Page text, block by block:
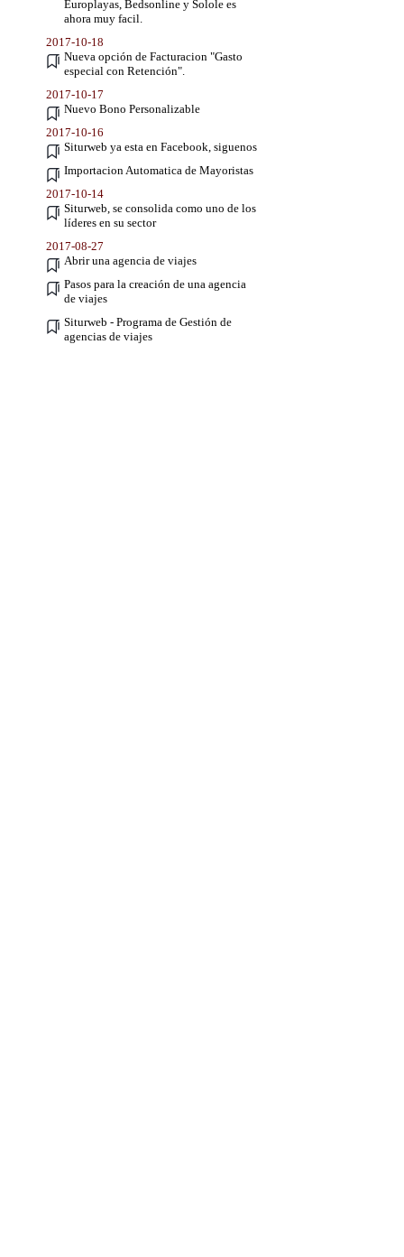
Europlayas, Bedsonline y Solole es
ahora muy facil.
2017-10-18
Nueva opción de Facturacion "Gasto
especial con Retención".
2017-10-17
Nuevo Bono Personalizable
2017-10-16
Siturweb ya esta en Facebook, siguenos
Importacion Automatica de Mayoristas
2017-10-14
Siturweb, se consolida como uno de los
líderes en su sector
2017-08-27
Abrir una agencia de viajes
Pasos para la creación de una agencia
de viajes
Siturweb - Programa de Gestión de
agencias de viajes